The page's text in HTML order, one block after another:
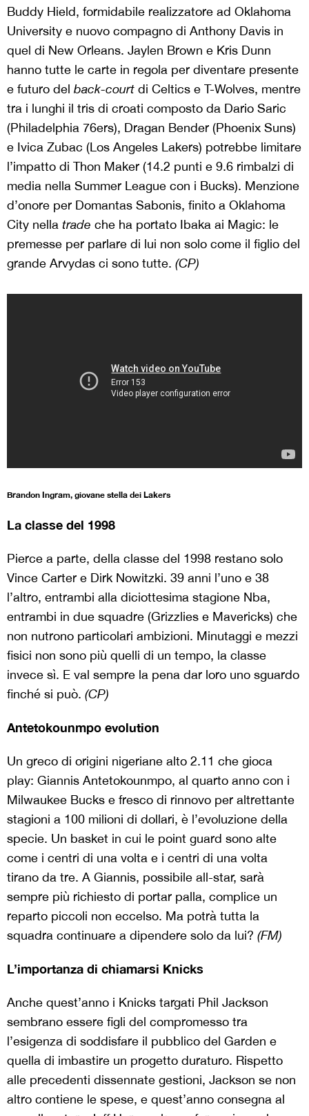
Buddy Hield, formidabile realizzatore ad Oklahoma
University e nuovo compagno di Anthony Davis in
quel di New Orleans. Jaylen Brown e Kris Dunn
hanno tutte le carte in regola per diventare presente
e futuro del back-court di Celtics e T-Wolves, mentre
tra i lunghi il tris di croati composto da Dario Saric
(Philadelphia 76ers), Dragan Bender (Phoenix Suns)
e Ivica Zubac (Los Angeles Lakers) potrebbe limitare
l’impatto di Thon Maker (14.2 punti e 9.6 rimbalzi di
media nella Summer League con i Bucks). Menzione
d’onore per Domantas Sabonis, finito a Oklahoma
City nella trade che ha portato Ibaka ai Magic: le
premesse per parlare di lui non solo come il figlio del
grande Arvydas ci sono tutte. (CP)
Brandon Ingram, giovane stella dei Lakers
La classe del 1998
Pierce a parte, della classe del 1998 restano solo
Vince Carter e Dirk Nowitzki. 39 anni l’uno e 38
l’altro, entrambi alla diciottesima stagione Nba,
entrambi in due squadre (Grizzlies e Mavericks) che
non nutrono particolari ambizioni. Minutaggi e mezzi
fisici non sono più quelli di un tempo, la classe
invece sì. E val sempre la pena dar loro uno sguardo
finché si può. (CP)
Antetokounmpo evolution
Un greco di origini nigeriane alto 2.11 che gioca
play: Giannis Antetokounmpo, al quarto anno con i
Milwaukee Bucks e fresco di rinnovo per altrettante
stagioni a 100 milioni di dollari, è l’evoluzione della
specie. Un basket in cui le point guard sono alte
come i centri di una volta e i centri di una volta
tirano da tre. A Giannis, possibile all-star, sarà
sempre più richiesto di portar palla, complice un
reparto piccoli non eccelso. Ma potrà tutta la
squadra continuare a dipendere solo da lui? (FM)
L’importanza di chiamarsi Knicks
Anche quest’anno i Knicks targati Phil Jackson
sembrano essere figli del compromesso tra
l’esigenza di soddisfare il pubblico del Garden e
quella di imbastire un progetto duraturo. Rispetto
alle precedenti dissennate gestioni, Jackson se non
altro contiene le spese, e quest’anno consegna al